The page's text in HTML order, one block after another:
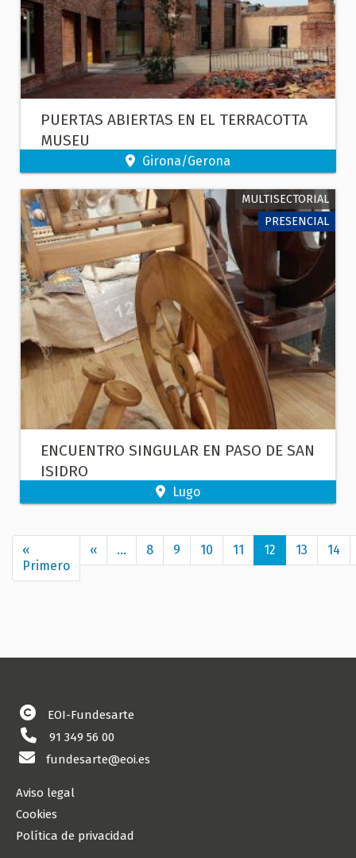
PUERTAS ABIERTAS EN EL TERRACOTTA
MUSEU
Girona/Gerona
MULTISECTORIAL
PRESENCIAL
ENCUENTRO SINGULAR EN PASO DE SAN
ISIDRO
Lugo
Paginación
«
Primero Primera
página
‹‹ Página
anterior
… 8 9 10 11 12 13 14
EOI-Fundesarte
91 349 56 00
fundesarte@eoi.es
Aviso legal
Cookies
Política de privacidad